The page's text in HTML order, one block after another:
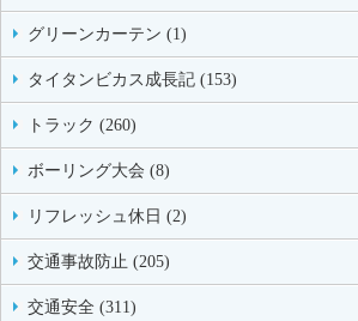
グリーンカーテン (1)
タイタンビカス成長記 (153)
トラック (260)
ボーリング大会 (8)
リフレッシュ休日 (2)
交通事故防止 (205)
交通安全 (311)